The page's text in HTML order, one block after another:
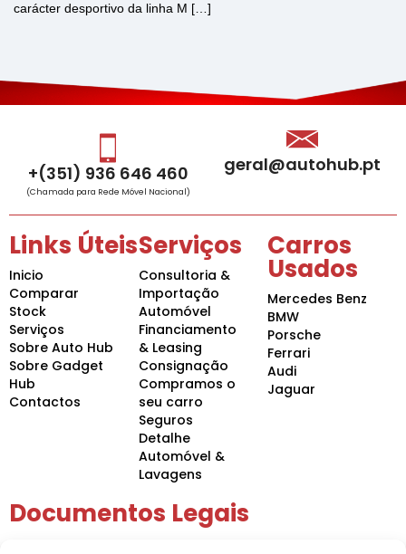
carácter desportivo da linha M […]
+(351) 936 646 460
(Chamada para Rede Móvel Nacional)
geral@autohub.pt
Links Úteis
Inicio
Comparar
Stock
Serviços
Sobre Auto Hub
Sobre Gadget
Hub
Contactos
Serviços
Consultoria &
Importação
Automóvel
Financiamento
& Leasing
Consignação
Compramos o
seu carro
Seguros
Detalhe
Automóvel &
Lavagens
Carros
Usados
Mercedes Benz
BMW
Porsche
Ferrari
Audi
Jaguar
Documentos Legais